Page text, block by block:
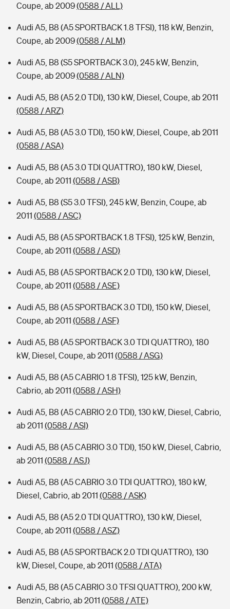
Coupe, ab 2009(0588 / ALL)
Audi A5, B8 (A5 SPORTBACK 1.8 TFSI), 118 kW, Benzin,
Coupe, ab 2009(0588 / ALM)
Audi A5, B8 (S5 SPORTBACK 3.0), 245 kW, Benzin,
Coupe, ab 2009(0588 / ALN)
Audi A5, B8 (A5 2.0 TDI), 130 kW, Diesel, Coupe, ab 2011
(0588 / ARZ)
Audi A5, B8 (A5 3.0 TDI), 150 kW, Diesel, Coupe, ab 2011
(0588 / ASA)
Audi A5, B8 (A5 3.0 TDI QUATTRO), 180 kW, Diesel,
Coupe, ab 2011 (0588 / ASB)
Audi A5, B8 (S5 3.0 TFSI), 245 kW, Benzin, Coupe, ab
2011 (0588 / ASC)
Audi A5, B8 (A5 SPORTBACK 1.8 TFSI), 125 kW, Benzin,
Coupe, ab 2011 (0588 / ASD)
Audi A5, B8 (A5 SPORTBACK 2.0 TDI), 130 kW, Diesel,
Coupe, ab 2011 (0588 / ASE)
Audi A5, B8 (A5 SPORTBACK 3.0 TDI), 150 kW, Diesel,
Coupe, ab 2011 (0588 / ASF)
Audi A5, B8 (A5 SPORTBACK 3.0 TDI QUATTRO), 180
kW, Diesel, Coupe, ab 2011 (0588 / ASG)
Audi A5, B8 (A5 CABRIO 1.8 TFSI), 125 kW, Benzin,
Cabrio, ab 2011 (0588 / ASH)
Audi A5, B8 (A5 CABRIO 2.0 TDI), 130 kW, Diesel, Cabrio,
ab 2011 (0588 / ASI)
Audi A5, B8 (A5 CABRIO 3.0 TDI), 150 kW, Diesel, Cabrio,
ab 2011 (0588 / ASJ)
Audi A5, B8 (A5 CABRIO 3.0 TDI QUATTRO), 180 kW,
Diesel, Cabrio, ab 2011 (0588 / ASK)
Audi A5, B8 (A5 2.0 TDI QUATTRO), 130 kW, Diesel,
Coupe, ab 2011 (0588 / ASZ)
Audi A5, B8 (A5 SPORTBACK 2.0 TDI QUATTRO), 130
kW, Diesel, Coupe, ab 2011 (0588 / ATA)
Audi A5, B8 (A5 CABRIO 3.0 TFSI QUATTRO), 200 kW,
Benzin, Cabrio, ab 2011 (0588 / ATE)